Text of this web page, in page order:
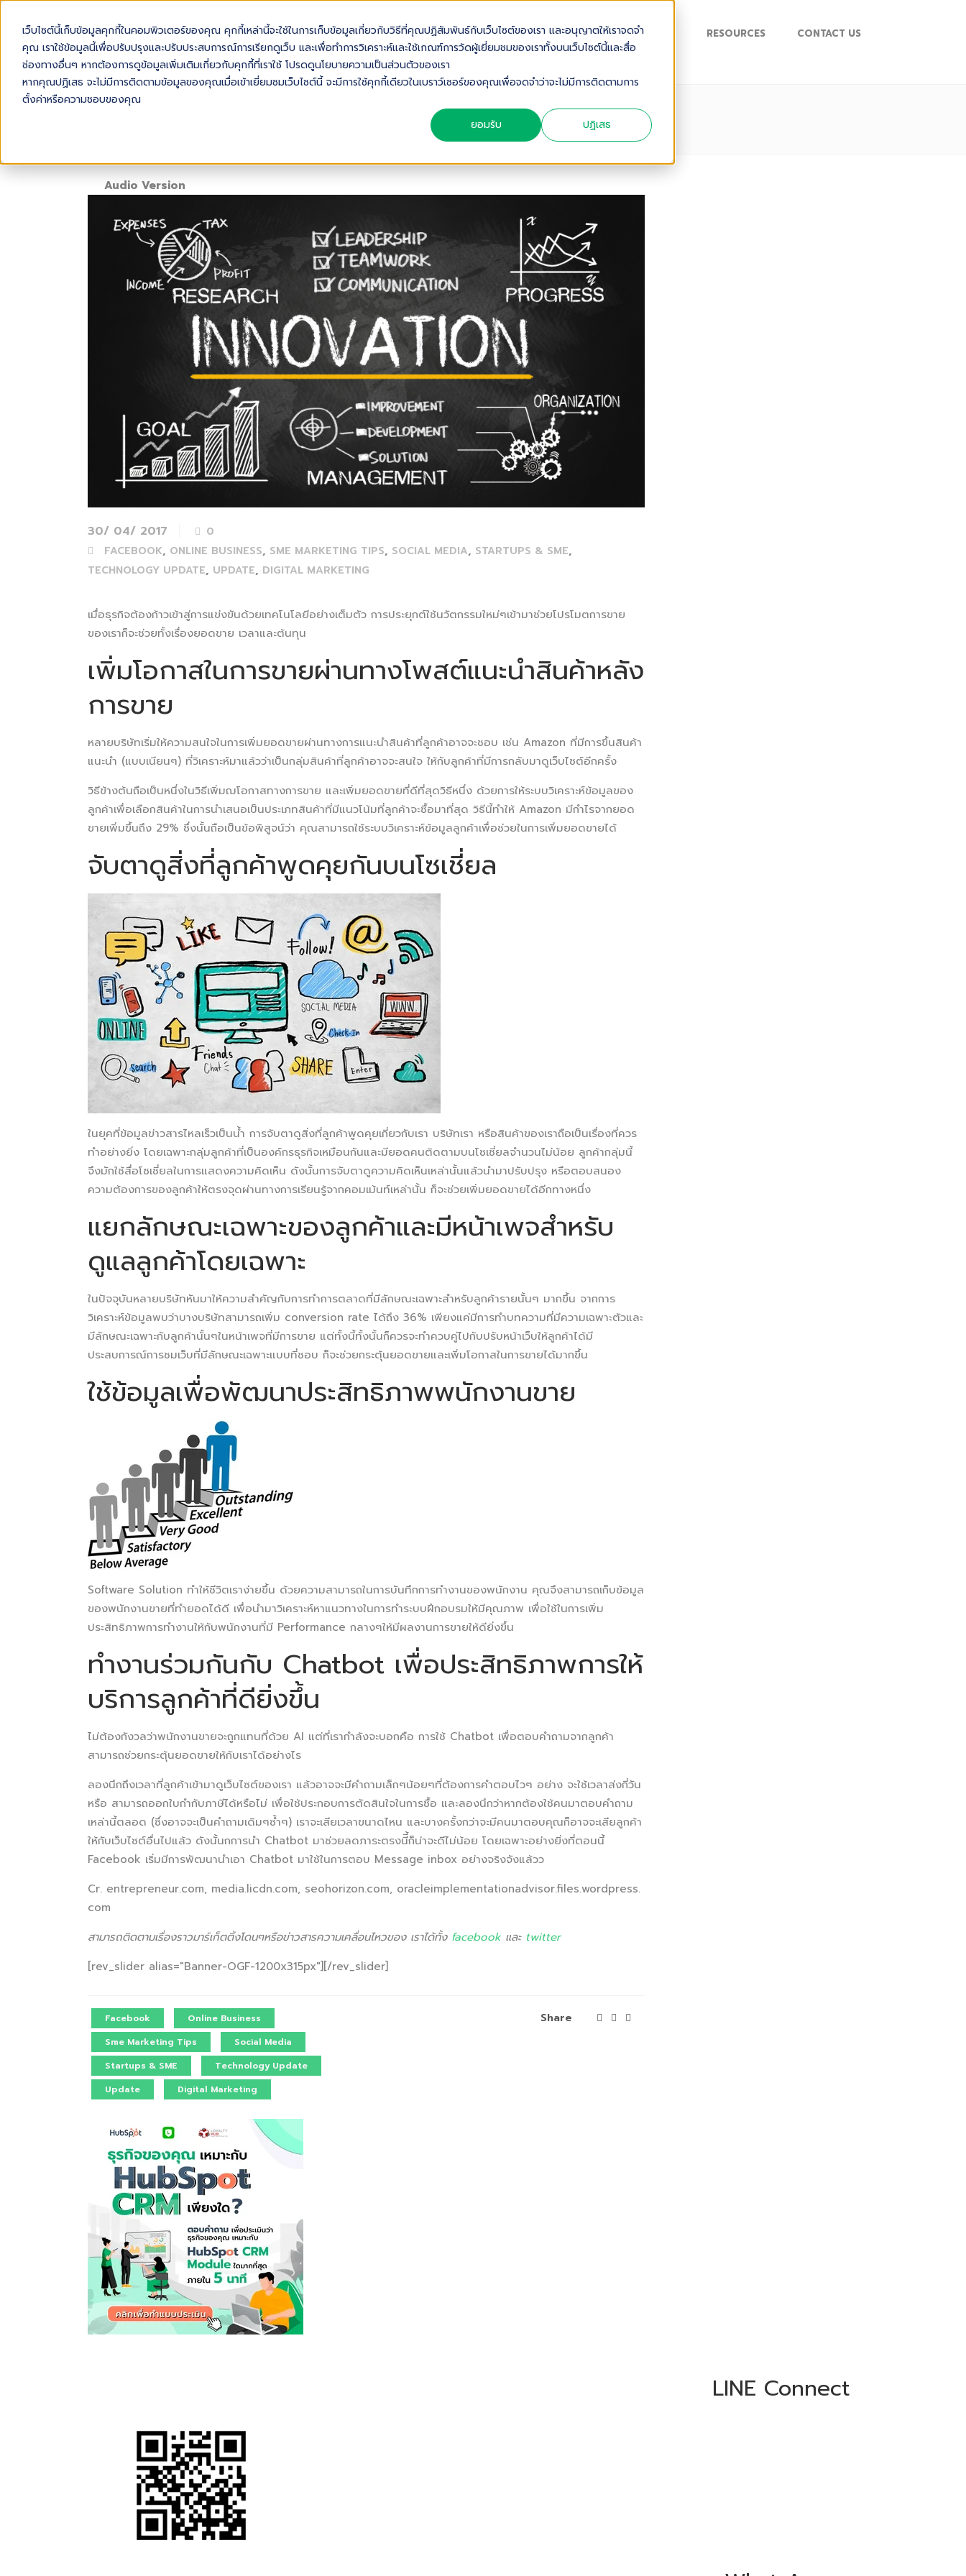
เว็บไซต์นี้เก็บข้อมูลคุกกี้ในคอมพิวเตอร์ของคุณ คุกกี้เหล่านี้จะใช้ในการเก็บข้อมูลเกี่ยวกับวิธีที่คุณปฏิสัมพันธ์กับเว็บไซต์ของเรา และอนุญาตให้เราจดจำ
คุณ เราใช้ข้อมูลนี้เพื่อปรับปรุงและปรับประสบการณ์การเรียกดูเว็บ และเพื่อทำการวิเคราะห์และใช้เกณฑ์การวัดผู้เยี่ยมชมของเราทั้งบนเว็บไซต์นี้และสื่อ
ช่องทางอื่นๆ หากต้องการดูข้อมูลเพิ่มเติมเกี่ยวกับคุกกี้ที่เราใช้ โปรดดูนโยบายความเป็นส่วนตัวของเรา
หากคุณปฏิเสธ จะไม่มีการติดตามข้อมูลของคุณเมื่อเข้าเยี่ยมชมเว็บไซต์นี้ จะมีการใช้คุกกี้เดียวในเบราว์เซอร์ของคุณเพื่อจดจำว่าจะไม่มีการติดตามการ
ตั้งค่าหรือความชอบของคุณ
ยอมรับ
ปฏิเสธ
ABOUT US SOLUTIONS INDUSTRIES SERVICES & SUPPORT RESOURCES CONTACT US
Audio Version
30/ 04/ 2017
0
FACEBOOK, ONLINE BUSINESS, SME MARKETING TIPS, SOCIAL MEDIA, STARTUPS & SME,
TECHNOLOGY UPDATE, UPDATE, DIGITAL MARKETING
เมื่อธุรกิจต้องก้าวเข้าสู่การแข่งขันด้วยเทคโนโลยีอย่างเต็มตัว การประยุกต์ใช้นวัตกรรมใหม่ๆเข้ามาช่วยโปรโมตการขาย
ของเราก็จะช่วยทั้งเรื่องยอดขาย เวลาและต้นทุน
เพิ่มโอกาสในการขายผ่านทางโพสต์แนะนำสินค้าหลัง
การขาย
หลายบริษัทเริ่มให้ความสนใจในการเพิ่มยอดขายผ่านทางการแนะนำสินค้าที่ลูกค้าอาจจะชอบ เช่น Amazon ที่มีการขึ้นสินค้า
แนะนำ (แบบเนียนๆ) ที่วิเคราะห์มาแล้วว่าเป็นกลุ่มสินค้าที่ลูกค้าอาจจะสนใจ ให้กับลูกค้าที่มีการกลับมาดูเว็บไซต์อีกครั้ง
วิธีข้างต้นถือเป็นหนึ่งในวิธีเพิ่มฌโอกาสทางการขาย และเพิ่มยอดขายที่ดีที่สุดวิธีหนึ่ง ด้วยการให้ระบบวิเคราะห์ข้อมูลของ
ลูกค้าเพื่อเลือกสินค้าในการนำเสนอเป็นประเภทสินค้าที่มีแนวโน้มที่ลูกค้าจะซื้อมาที่สุด วิธีนี้ทำให้ Amazon มีกำไรจากยอด
ขายเพิ่มขึ้นถึง 29% ซึ่งนั้นถือเป็นข้อพิสูจน์ว่า คุณสามารถใช้ระบบวิเคราะห์ข้อมูลลูกค้าเพื่อช่วยในการเพิ่มยอดขายได้
จับตาดูสิ่งที่ลูกค้าพูดคุยกันบนโซเชี่ยล
ในยุคที่ข้อมูลข่าวสารไหลเร็วเป็นน้ำ การจับตาดูสิ่งที่ลูกค้าพูดคุยเกี่ยวกับเรา บริษัทเรา หรือสินค้าของเราถือเป็นเรื่องที่ควร
ทำอย่างยิ่ง โดยเฉพาะกลุ่มลูกค้าที่เป็นองค์กรธุรกิจเหมือนกันและมียอดคนติดตามบนโซเชี่ยลจำนวนไม่น้อย ลูกค้ากลุ่มนี้
จึงมักใช้สื่อโซเชี่ยลในการแสดงความคิดเห็น ดังนั้นการจับตาดูความคิดเห็นเหล่านั้นแล้วนำมาปรับปรุง หรือตอบสนอง
ความต้องการของลูกค้าให้ตรงจุดผ่านทางการเรียนรู้จากคอมเม้นท์เหล่านั้น ก็จะช่วยเพิ่มยอดขายได้อีกทางหนึ่ง
แยกลักษณะเฉพาะของลูกค้าและมีหน้าเพจสำหรับ
ดูแลลูกค้าโดยเฉพาะ
ในปัจจุบันหลายบริษัทหันมาให้ความสำคัญกับการทำการตลาดที่มีลักษณะเฉพาะสำหรับลูกค้ารายนั้นๆ มากขึ้น จากการ
วิเคราะห์ข้อมูลพบว่าบางบริษัทสามารถเพิ่ม conversion rate ได้ถึง 36% เพียงแค่มีการทำบทความที่มีความเฉพาะตัวและ
มีลักษณะเฉพาะกับลูกค้านั้นๆในหน้าเพจที่มีการขาย แต่ทั้งนี้ทั้งนั้นก็ควรจะทำควบคู่ไปกับปรับหน้าเว็บให้ลูกค้าได้มี
ประสบการณ์การชมเว็บที่มีลักษณะเฉพาะแบบที่ชอบ ก็จะช่วยกระตุ้นยอดขายและเพิ่มโอกาสในการขายได้มากขึ้น
ใช้ข้อมูลเพื่อพัฒนาประสิทธิภาพพนักงานขาย
Software Solution ทำให้ชีวิตเราง่ายขึ้น ด้วยความสามารถในการบันทึกการทำงานของพนักงาน คุณจึงสามารถเก็บข้อมูล
ของพนักงานขายที่ทำยอดได้ดี เพื่อนำมาวิเคราะห์หาแนวทางในการทำระบบฝึกอบรมให้มีคุณภาพ เพื่อใช้ในการเพิ่ม
ประสิทธิภาพการทำงานให้กับพนักงานที่มี Performance กลางๆให้มีผลงานการขายให้ดียิ่งขึ้น
ทำงานร่วมกันกับ Chatbot เพื่อประสิทธิภาพการให้
บริการลูกค้าที่ดียิ่งขึ้น
ไม่ต้องกังวลว่าพนักงานขายจะถูกแทนที่ด้วย AI แต่ที่เรากำลังจะบอกคือ การใช้ Chatbot เพื่อตอบคำถามจากลูกค้า
สามารถช่วยกระตุ้นยอดขายให้กับเราได้อย่างไร
ลองนึกถึงเวลาที่ลูกค้าเข้ามาดูเว็บไซต์ของเรา แล้วอาจจะมีคำถามเล็กๆน้อยๆที่ต้องการคำตอบไวๆ อย่าง จะใช้เวลาส่งกี่วัน
หรือ สามารถออกใบกำกับภาษีได้หรือไม่ เพื่อใช้ประกอบการตัดสินใจในการซื้อ และลองนึกว่าหากต้องใช้คนมาตอบคำถาม
เหล่านี้ตลอด (ซึ่งอาจจะเป็นคำถามเดิมๆซ้ำๆ) เราจะเสียเวลาขนาดไหน และบางครั้งกว่าจะมีคนมาตอบคุณก็อาจจะเสียลูกค้า
ให้กับเว็บไซต์อื่นไปแล้ว ดังนั้นกการนำ Chatbot มาช่วยลดภาระตรงนีี้ก็น่าจะดีไม่น้อย โดยเฉพาะอย่างยิ่งที่ตอนนี้
Facebook เริ่มมีการพัฒนานำเอา Chatbot มาใช้ในการตอบ Message inbox อย่างจริงจังแล้วว
Cr. entrepreneur.com, media.licdn.com, seohorizon.com, oracleimplementationadvisor.files.wordpress.
com
สามารถติดตามเรื่องราวมาร์เก็ตติ้งโดนๆหรือข่าวสารความเคลื่อนไหวของ เราได้ทั้ง facebook และ twitter
[rev_slider alias="Banner-OGF-1200x315px"][/rev_slider]
Facebook
Online Business
Sme Marketing Tips
Social Media
Startups & SME
Technology Update
Update
Digital Marketing
Share
LINE Connect